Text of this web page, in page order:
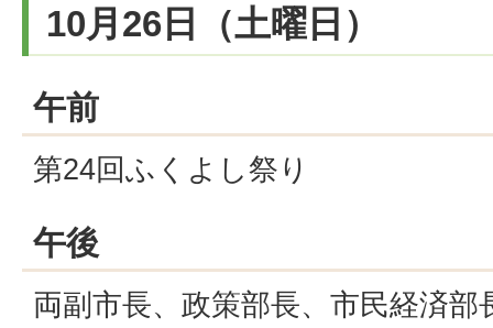
10月26日（土曜日）
午前
第24回ふくよし祭り
午後
両副市長、政策部長、市民経済部